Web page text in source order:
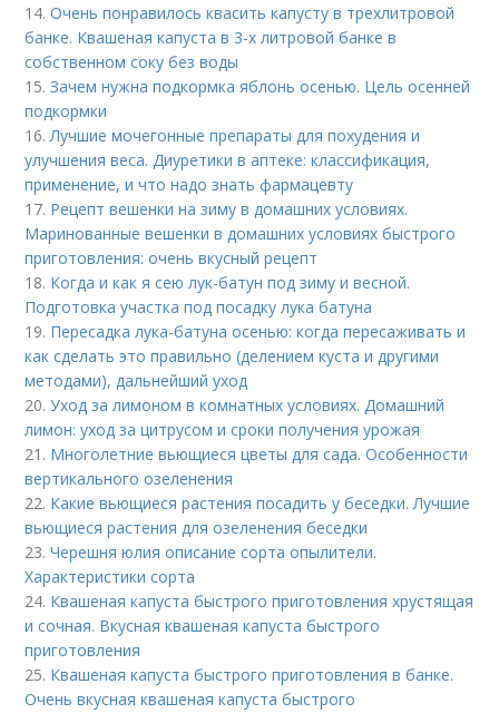
14.Очень понравилось квасить капусту в трехлитровой
банке. Квашеная капуста в 3-х литровой банке в
собственном соку без воды
15.Зачем нужна подкормка яблонь осенью. Цель осенней
подкормки
16.Лучшие мочегонные препараты для похудения и
улучшения веса. Диуретики в аптеке: классификация,
применение, и что надо знать фармацевту
17. Рецепт вешенки на зиму в домашних условиях.
Маринованные вешенки в домашних условиях быстрого
приготовления: очень вкусный рецепт
18. Когда и как я сею лук-батун под зиму и весной.
Подготовка участка под посадку лука батуна
19. Пересадка лука-батуна осенью: когда пересаживать и
как сделать это правильно (делением куста и другими
методами), дальнейший уход
20.Уход за лимоном в комнатных условиях. Домашний
лимон: уход за цитрусом и сроки получения урожая
21. Многолетние вьющиеся цветы для сада. Особенности
вертикального озеленения
22. Какие вьющиеся растения посадить у беседки. Лучшие
вьющиеся растения для озеленения беседки
23.Черешня юлия описание сорта опылители.
Характеристики сорта
24. Квашеная капуста быстрого приготовления хрустящая
и сочная. Вкусная квашеная капуста быстрого
приготовления
25. Квашеная капуста быстрого приготовления в банке.
Очень вкусная квашеная капуста быстрого